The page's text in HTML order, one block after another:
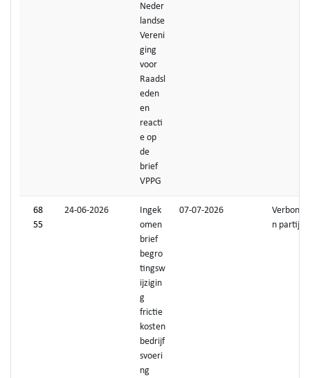
Neder
landse
Vereni
ging
voor
Raadsl
eden
en
reacti
e op
de
brief
VPPG
68
55
24-06-2026
Ingek
omen
brief
begro
tingsw
ijzigin
g
frictie
kosten
bedrijf
svoeri
ng
07-07-2026
Verbonde
n partijen